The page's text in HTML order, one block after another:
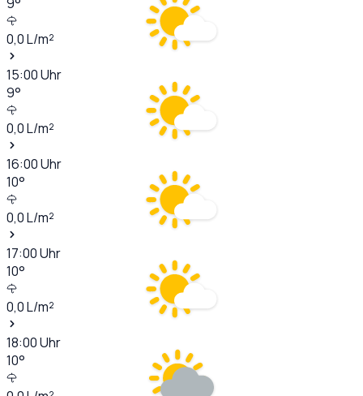
0,0L/m²
15:00Uhr
9°
0,0L/m²
16:00Uhr
10°
0,0L/m²
17:00Uhr
10°
0,0L/m²
18:00Uhr
10°